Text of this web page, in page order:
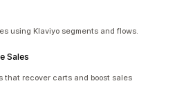
using Klaviyo segments and flows.
Sales
that recover carts and boost sales